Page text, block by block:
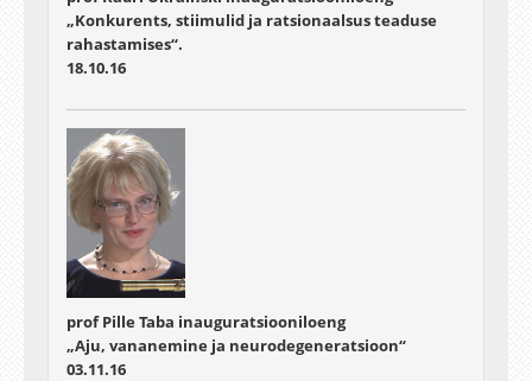
„Konkurents, stiimulid ja ratsionaalsus teaduse
rahastamises“.
18.10.16
prof Pille Taba inauguratsiooniloeng
„Aju, vananemine ja neurodegeneratsioon“
03.11.16